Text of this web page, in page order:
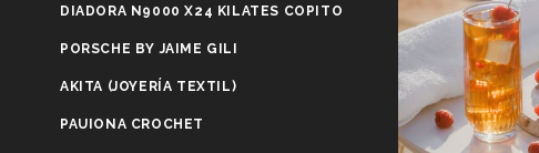
DIADORA N9000 X24 KILATES COPITO
PORSCHE BY JAIME GILI
AKITA (JOYERÍA TEXTIL)
PAUIONA CROCHET